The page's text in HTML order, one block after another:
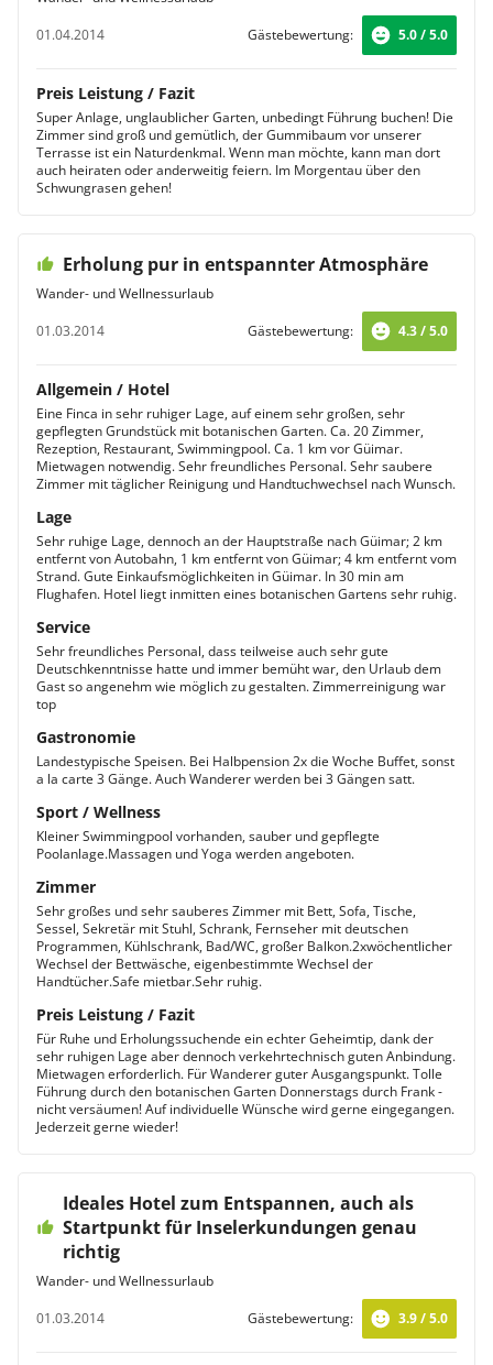
01.04.2014
Gästebewertung: 5.0 / 5.0
Preis Leistung / Fazit
Super Anlage, unglaublicher Garten, unbedingt Führung buchen! Die
Zimmer sind groß und gemütlich, der Gummibaum vor unserer
Terrasse ist ein Naturdenkmal. Wenn man möchte, kann man dort
auch heiraten oder anderweitig feiern. Im Morgentau über den
Schwungrasen gehen!
Erholung pur in entspannter Atmosphäre
Wander- und Wellnessurlaub
01.03.2014
Gästebewertung: 4.3 / 5.0
Allgemein / Hotel
Eine Finca in sehr ruhiger Lage, auf einem sehr großen, sehr
gepflegten Grundstück mit botanischen Garten. Ca. 20 Zimmer,
Rezeption, Restaurant, Swimmingpool. Ca. 1 km vor Güimar.
Mietwagen notwendig. Sehr freundliches Personal. Sehr saubere
Zimmer mit täglicher Reinigung und Handtuchwechsel nach Wunsch.
Lage
Sehr ruhige Lage, dennoch an der Hauptstraße nach Güimar; 2 km
entfernt von Autobahn, 1 km entfernt von Güimar; 4 km entfernt vom
Strand. Gute Einkaufsmöglichkeiten in Güimar. In 30 min am
Flughafen. Hotel liegt inmitten eines botanischen Gartens sehr ruhig.
Service
Sehr freundliches Personal, dass teilweise auch sehr gute
Deutschkenntnisse hatte und immer bemüht war, den Urlaub dem
Gast so angenehm wie möglich zu gestalten. Zimmerreinigung war
top
Gastronomie
Landestypische Speisen. Bei Halbpension 2x die Woche Buffet, sonst
a la carte 3 Gänge. Auch Wanderer werden bei 3 Gängen satt.
Sport / Wellness
Kleiner Swimmingpool vorhanden, sauber und gepflegte
Poolanlage.Massagen und Yoga werden angeboten.
Zimmer
Sehr großes und sehr sauberes Zimmer mit Bett, Sofa, Tische,
Sessel, Sekretär mit Stuhl, Schrank, Fernseher mit deutschen
Programmen, Kühlschrank, Bad/WC, großer Balkon.2xwöchentlicher
Wechsel der Bettwäsche, eigenbestimmte Wechsel der
Handtücher.Safe mietbar.Sehr ruhig.
Preis Leistung / Fazit
Für Ruhe und Erholungssuchende ein echter Geheimtip, dank der
sehr ruhigen Lage aber dennoch verkehrtechnisch guten Anbindung.
Mietwagen erforderlich. Für Wanderer guter Ausgangspunkt. Tolle
Führung durch den botanischen Garten Donnerstags durch Frank -
nicht versäumen! Auf individuelle Wünsche wird gerne eingegangen.
Jederzeit gerne wieder!
Ideales Hotel zum Entspannen, auch als
Startpunkt für Inselerkundungen genau
richtig
Wander- und Wellnessurlaub
01.03.2014
Gästebewertung: 3.9 / 5.0